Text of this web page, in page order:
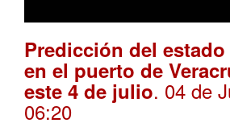
Predicción del
en el puerto de
este 4 de julio. 04 de
06:20